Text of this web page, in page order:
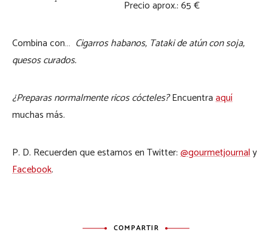
Precio aprox.: 65 €
Combina con… Cigarros habanos, Tataki de atún con soja,
quesos curados.
¿Preparas normalmente ricos cócteles?Encuentraaquí
muchas más.
P. D. Recuerden que estamos en Twitter:@gourmetjournaly
Facebook.
COMPARTIR